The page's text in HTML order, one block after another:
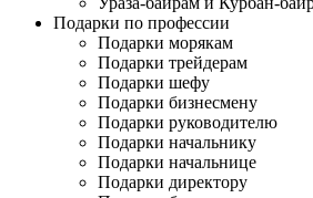
Подарки по профессии
Подарки морякам
Подарки трейдерам
Подарки шефу
Подарки бизнесмену
Подарки руководителю
Подарки начальнику
Подарки начальнице
Подарки директору